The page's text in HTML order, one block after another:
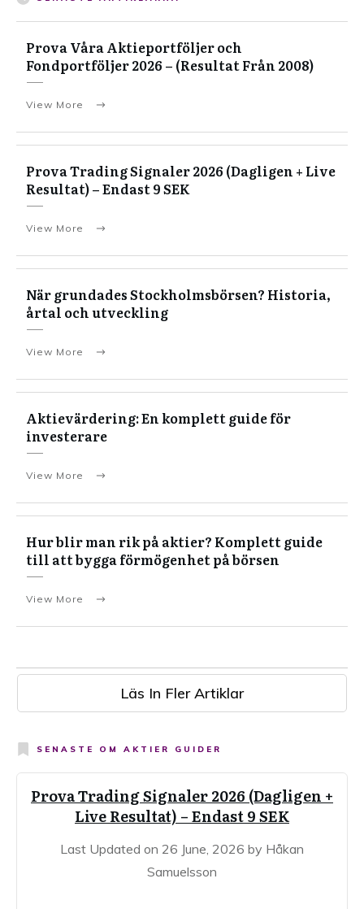
Prova Våra Aktieportföljer och
Fondportföljer 2026 – (Resultat Från 2008)
View More
Prova Trading Signaler 2026 (Dagligen + Live
Resultat) – Endast 9 SEK
View More
När grundades Stockholmsbörsen? Historia,
årtal och utveckling
View More
Aktievärdering: En komplett guide för
investerare
View More
Hur blir man rik på aktier? Komplett guide
till att bygga förmögenhet på börsen
View More
Läs In Fler Artiklar
SENASTE OM AKTIER GUIDER
Prova Trading Signaler 2026 (Dagligen +
Live Resultat) – Endast 9 SEK
Last Updated on 26 June, 2026 by Håkan
Samuelsson